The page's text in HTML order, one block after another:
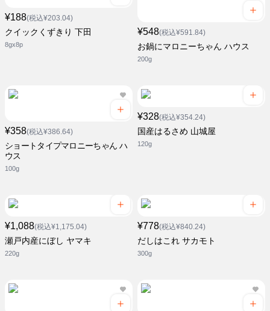
¥188(税込¥203.04)
クイックくずきり 下田
8gx8p
¥548(税込¥591.84)
お鍋にマロニーちゃん ハウス
200g
¥358(税込¥386.64)
ショートタイプマロニーちゃん ハ
ウス
100g
¥328(税込¥354.24)
国産はるさめ 山城屋
120g
¥1,088(税込¥1,175.04)
瀬戸内産にぼし ヤマキ
220g
¥778(税込¥840.24)
だしはこれ サカモト
300g